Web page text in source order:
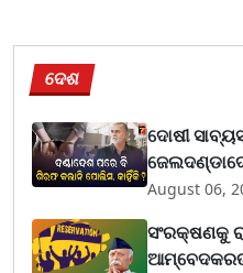
ଦେଶ
ଦୋଷୀ
August 06,
ସଂରକ୍ଷଣକୁ